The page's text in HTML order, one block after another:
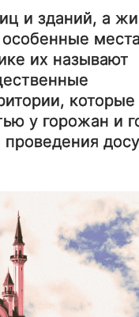
и зданий, а
особенные
их называют
которые
у горожан и